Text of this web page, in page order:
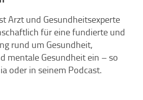
Arzt und Gesundheitsexperte
für eine fundierte und
rund um Gesundheit,
mentale Gesundheit ein – so
oder in seinem Podcast.